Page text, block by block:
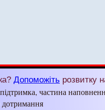
Допоможіть розвитку
частина
дотримання